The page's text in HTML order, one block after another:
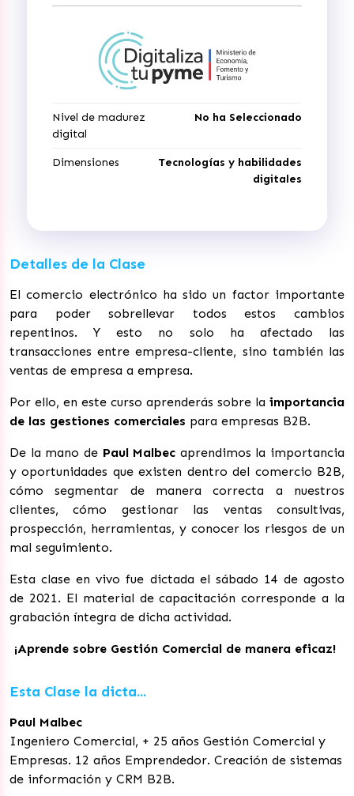
Nivel de madurez
digital
No ha Seleccionado
Dimensiones
Tecnologías y habilidades
digitales
Detalles de la Clase
El comercio electrónico ha sido un factor importante
para poder sobrellevar todos estos cambios
repentinos. Y esto no solo ha afectado las
transacciones entre empresa-cliente, sino también las
ventas de empresa a empresa.
Por ello, en este curso aprenderás sobre la importancia
de las gestiones comerciales para empresas B2B.
De la mano de Paul Malbec aprendimos la importancia
y oportunidades que existen dentro del comercio B2B,
cómo segmentar de manera correcta a nuestros
clientes, cómo gestionar las ventas consultivas,
prospección, herramientas, y conocer los riesgos de un
mal seguimiento.
Esta clase en vivo fue dictada el sábado 14 de agosto
de 2021. El material de capacitación corresponde a la
grabación íntegra de dicha actividad.
¡Aprende sobre Gestión Comercial de manera eficaz!
Esta Clase la dicta...
Paul Malbec
Ingeniero Comercial, + 25 años Gestión Comercial y
Empresas. 12 años Emprendedor. Creación de sistemas
de información y CRM B2B.